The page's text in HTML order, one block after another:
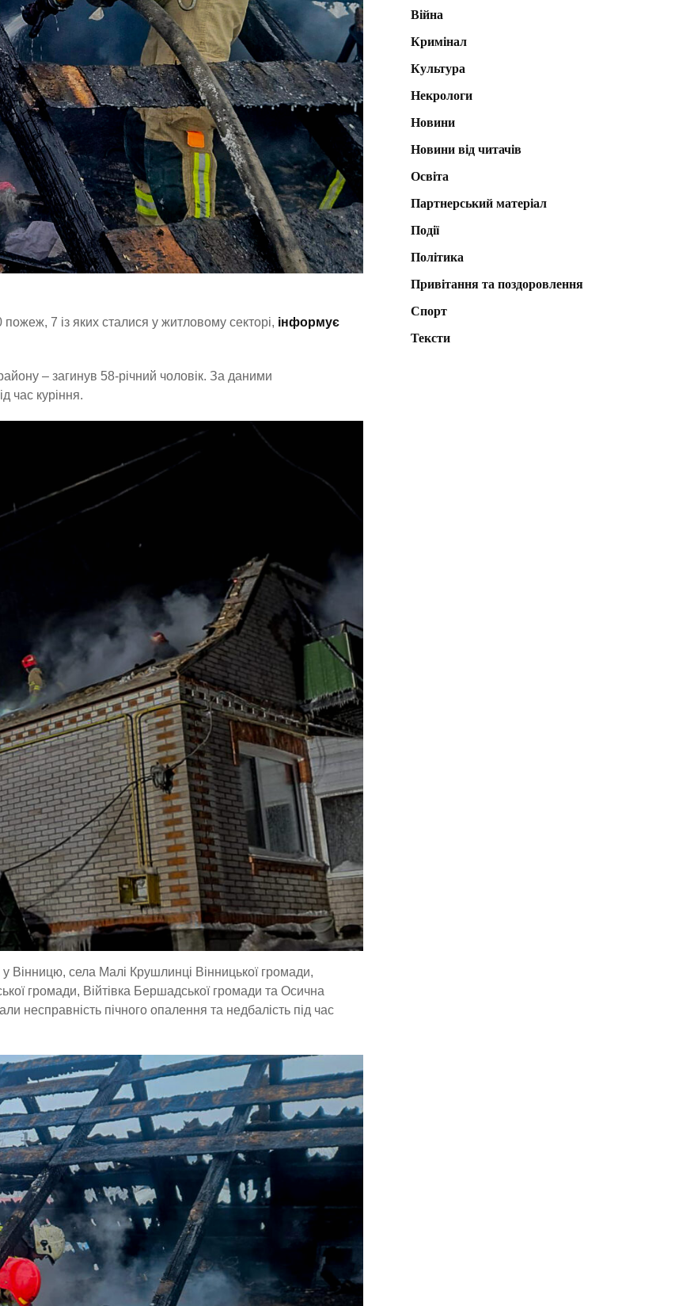
пожеж, 7 із яких сталися у житловому секторі, інформує
– загинув 58-річний чоловік. За даними
час куріння.
Вінницю, села Малі Крушлинці Вінницької громади,
громади, Війтівка Бершадської громади та Осична
несправність пічного опалення та недбалість під час
Війна
Кримінал
Культура
Некрологи
Новини
Новини від читачів
Освіта
Партнерський матеріал
Події
Політика
Привітання та поздоровлення
Спорт
Тексти